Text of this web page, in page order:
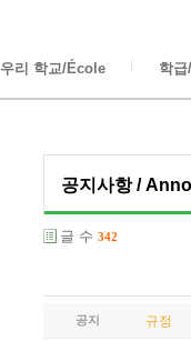
우리 학교/École 학
공지사항 /
글 수 342
공지 규정